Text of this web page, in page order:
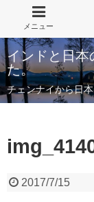
インドと日
た。
チェンナイから日
2017/7/15